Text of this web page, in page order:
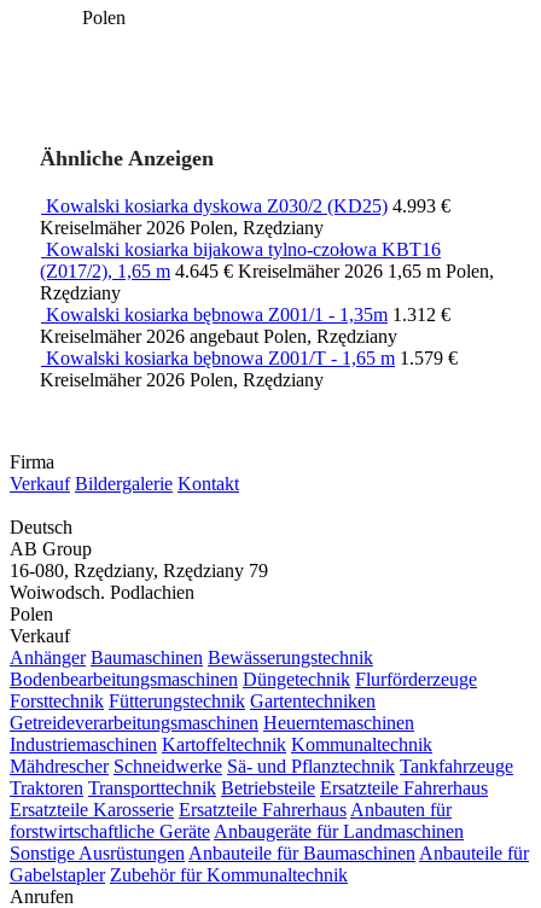
Polen
Ähnliche Anzeigen
Kowalski kosiarka dyskowa Z030/2 (KD25) 4.993 €
Kreiselmäher 2026 Polen, Rzędziany
Kowalski kosiarka bijakowa tylno-czołowa KBT16
(Z017/2), 1,65 m 4.645 € Kreiselmäher 2026 1,65 m Polen,
Rzędziany
Kowalski kosiarka bębnowa Z001/1 - 1,35m 1.312 €
Kreiselmäher 2026 angebaut Polen, Rzędziany
Kowalski kosiarka bębnowa Z001/T - 1,65 m 1.579 €
Kreiselmäher 2026 Polen, Rzędziany
Firma
Verkauf Bildergalerie Kontakt
Deutsch
AB Group
16-080, Rzędziany, Rzędziany 79
Woiwodsch. Podlachien
Polen
Verkauf
Anhänger Baumaschinen Bewässerungstechnik
Bodenbearbeitungsmaschinen Düngetechnik Flurförderzeuge
Forsttechnik Fütterungstechnik Gartentechniken
Getreideverarbeitungsmaschinen Heuerntemaschinen
Industriemaschinen Kartoffeltechnik Kommunaltechnik
Mähdrescher Schneidwerke Sä- und Pflanztechnik Tankfahrzeuge
Traktoren Transporttechnik Betriebsteile Ersatzteile Fahrerhaus
Ersatzteile Karosserie Ersatzteile Fahrerhaus Anbauten für
forstwirtschaftliche Geräte Anbaugeräte für Landmaschinen
Sonstige Ausrüstungen Anbauteile für Baumaschinen Anbauteile für
Gabelstapler Zubehör für Kommunaltechnik
Anrufen